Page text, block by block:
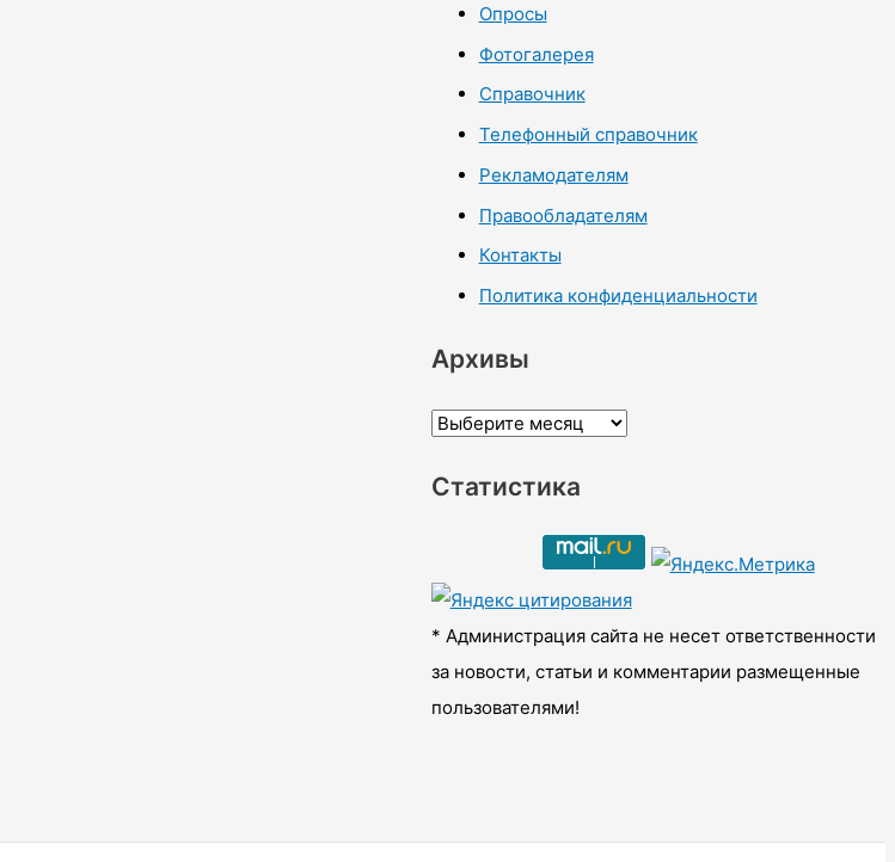
Опросы
Фотогалерея
Справочник
Телефонный справочник
Рекламодателям
Правообладателям
Контакты
Политика конфиденциальности
Архивы
А
х
ы
Статистика
* Администрация сайта не несет ответственности
за новости, статьи и комментарии размещенные
пользователями!